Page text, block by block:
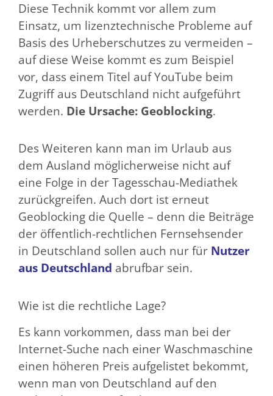
Diese Technik kommt vor allem zum
Einsatz, um lizenztechnische Probleme auf
Basis des Urheberschutzes zu vermeiden –
auf diese Weise kommt es zum Beispiel
vor, dass einem Titel auf YouTube beim
Zugriff aus Deutschland nicht aufgeführt
werden. Die Ursache: Geoblocking.
Des Weiteren kann man im Urlaub aus
dem Ausland möglicherweise nicht auf
eine Folge in der Tagesschau-Mediathek
zurückgreifen. Auch dort ist erneut
Geoblocking die Quelle – denn die Beiträge
der öffentlich-rechtlichen Fernsehsender
in Deutschland sollen auch nur für Nutzer
aus Deutschland abrufbar sein.
Wie ist die rechtliche Lage?
Es kann vorkommen, dass man bei der
Internet-Suche nach einer Waschmaschine
einen höheren Preis aufgelistet bekommt,
wenn man von Deutschland auf den